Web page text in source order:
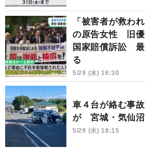
「被害者が救わ
の原告女性 旧優
国家賠償訴訟 最
る
5/29 (水) 16:30
車４台が絡む事
が 宮城・気仙
5/29 (水) 18:15